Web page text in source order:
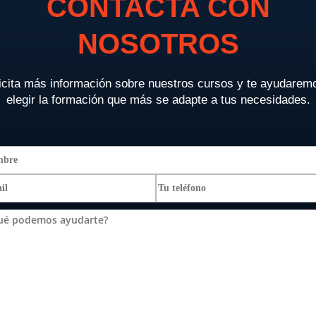
CONTACTA CON
NOSOTROS
más información sobre nuestros cursos y te
elegir la formación que más se adapte a tus necesidades.